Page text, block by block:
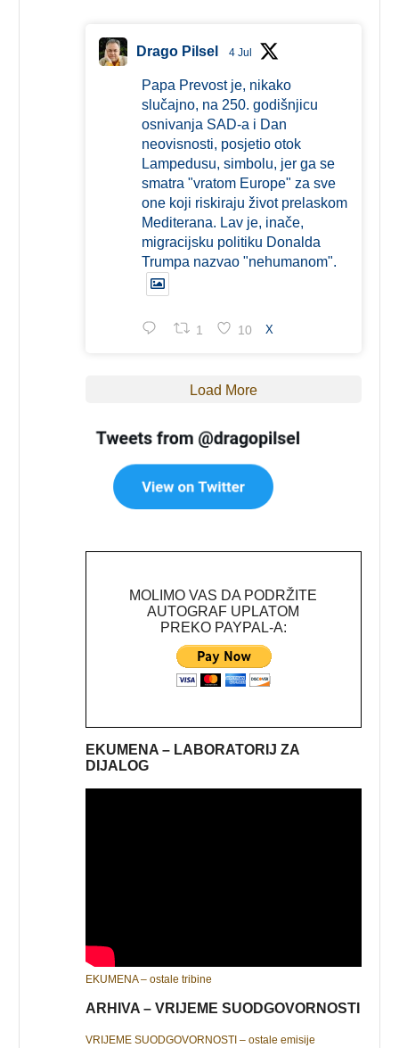
Drago Pilsel 4 Jul
Papa Prevost je, nikako
slučajno, na 250. godišnjicu
osnivanja SAD-a i Dan
neovisnosti, posjetio otok
Lampedusu, simbolu, jer ga se
smatra "vratom Europe" za sve
one koji riskiraju život prelaskom
Mediterana. Lav je, inače,
migracijsku politiku Donalda
Trumpa nazvao "nehumanom".
1 10 X
Load More
MOLIMO VAS DA PODRŽITE
AUTOGRAF UPLATOM
PREKO PAYPAL-A:
EKUMENA – LABORATORIJ ZA
DIJALOG
EKUMENA – ostale tribine
ARHIVA – VRIJEME SUODGOVORNOSTI
VRIJEME SUODGOVORNOSTI – ostale emisije